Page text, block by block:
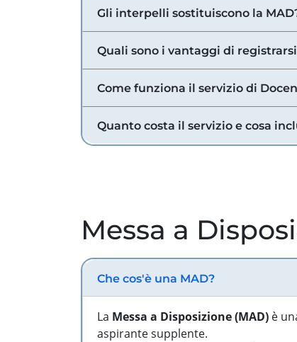
Gli interpelli sostituiscono la
Quali sono i vantaggi di
Come funziona il servizio di
Quanto costa il servizio e cosa
Messa a
Che cos'è una MAD?
La Messa a Disposizione (MAD) è
aspirante supplente.